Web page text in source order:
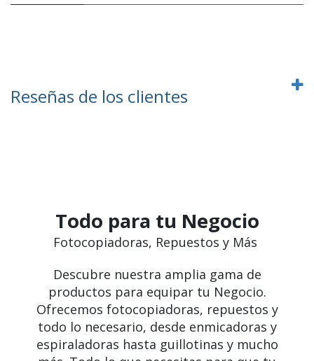
Reseñas de los clientes
Todo para tu Negocio
Fotocopiadoras, Repuestos y Más
Descubre nuestra amplia gama de
productos para equipar tu Negocio.
Ofrecemos fotocopiadoras, repuestos y
todo lo necesario, desde enmicadoras y
espiraladoras hasta guillotinas y mucho